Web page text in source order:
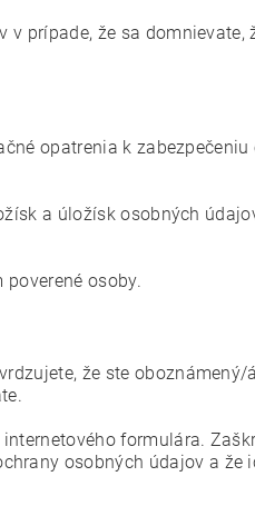
prípade, že sa domnievate,
opatrenia k zabezpečeniu
a úložísk osobných
osoby.
že ste oboznámený/
formulára.
osobných údajov a že